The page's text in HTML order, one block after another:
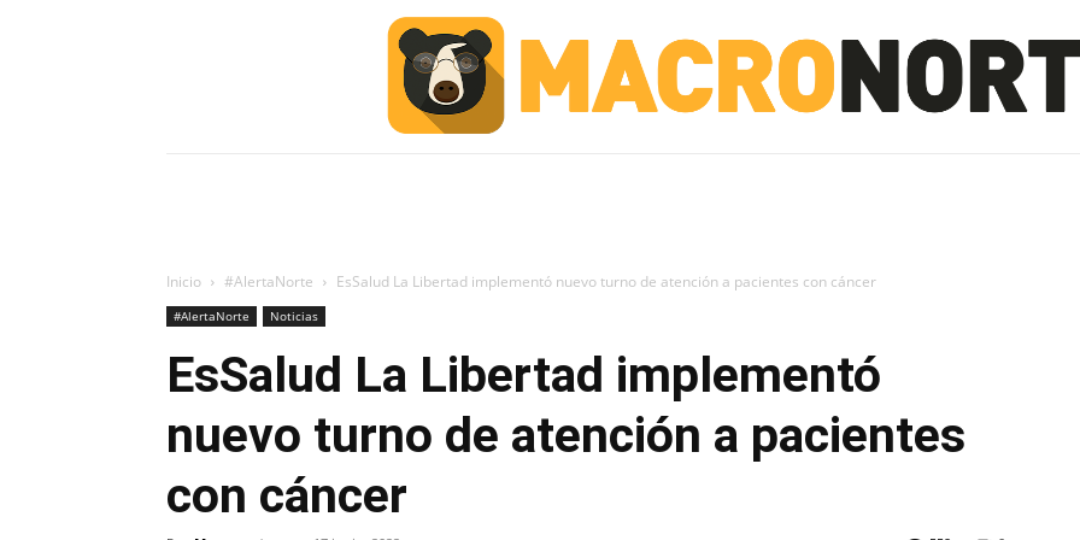
Inicio #AlertaNorte EsSalud La Libertad implementó nuevo turno de atención a pacientes con cáncer
#AlertaNorte Noticias
EsSalud La Libertad implementó
nuevo turno de atención a pacientes
con cáncer